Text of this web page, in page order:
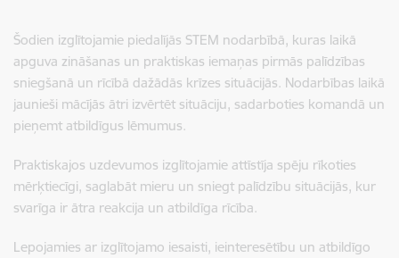
Šodien izglītojamie piedalījās STEM nodarbībā, kuras laikā
apguva zināšanas un praktiskas iemaņas pirmās palīdzības
sniegšanā un rīcībā dažādās krīzes situācijās. Nodarbības laikā
jaunieši mācījās ātri izvērtēt situāciju, sadarboties komandā un
pieņemt atbildīgus lēmumus.
Praktiskajos uzdevumos izglītojamie attīstīja spēju rīkoties
mērķtiecīgi, saglabāt mieru un sniegt palīdzību situācijās, kur
svarīga ir ātra reakcija un atbildīga rīcība.
Lepojamies ar izglītojamo iesaisti, ieinteresētību un atbildīgo